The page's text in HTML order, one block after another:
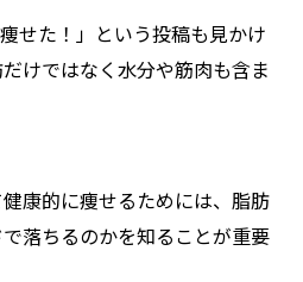
せた！」という投稿も見かけ
けではなく水分や筋肉も含ま
康的に痩せるためには、脂肪
落ちるのかを知ることが重要